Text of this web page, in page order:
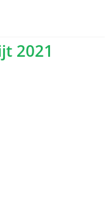
2021